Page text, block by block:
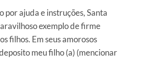
por ajuda e instruções, Santa
exemplo de firme
filhos. Em seus amorosos
meu filho (a) (mencionar